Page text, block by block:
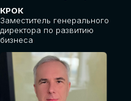
КРОК
Заместитель генерального
директора по развитию
бизнеса